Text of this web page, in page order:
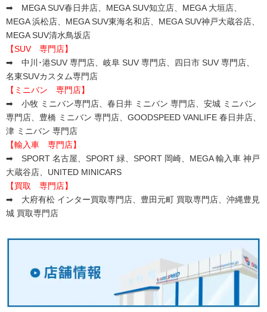
➡ MEGA SUV春日井店、MEGA SUV知立店、MEGA 大垣店、
MEGA 浜松店、MEGA SUV東海名和店、MEGA SUV神戸大蔵谷店、
MEGA SUV清水鳥坂店
【SUV 専門店】
➡ 中川･港SUV 専門店、岐阜 SUV 専門店、四日市 SUV 専門店、
名東SUVカスタム専門店
【ミニバン 専門店】
➡ 小牧 ミニバン専門店、春日井 ミニバン 専門店、安城 ミニバン
専門店、豊橋 ミニバン 専門店、GOODSPEED VANLIFE 春日井店、
津 ミニバン 専門店
【輸入車 専門店】
➡ SPORT 名古屋、SPORT 緑、SPORT 岡崎、MEGA 輸入車 神戸
大蔵谷店、UNITED MINICARS
【買取 専門店】
➡ 大府有松 インター買取専門店、豊田元町 買取専門店、沖縄豊見
城 買取専門店